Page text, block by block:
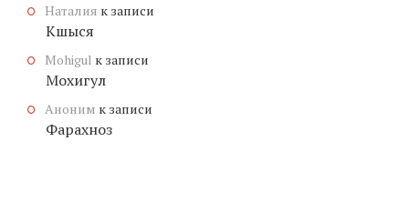
Наталия к записи
Кшыся
Mohigul к записи
Мохигул
Аноним к записи
Фарахноз